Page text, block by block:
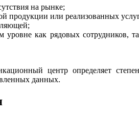
на рынке;
продукции или реализованных
уровне как рядовых сотрудников,
центр определяет
данных.